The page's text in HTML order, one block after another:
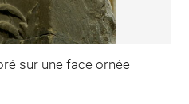
sur une face ornée